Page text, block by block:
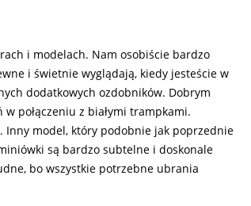
i modelach. Nam osobiście bardzo
i świetnie wyglądają, kiedy jesteście w
dodatkowych ozdobników. Dobrym
połączeniu z białymi trampkami.
Inny model, który podobnie jak poprzednie
są bardzo subtelne i doskonale
bo wszystkie potrzebne ubrania